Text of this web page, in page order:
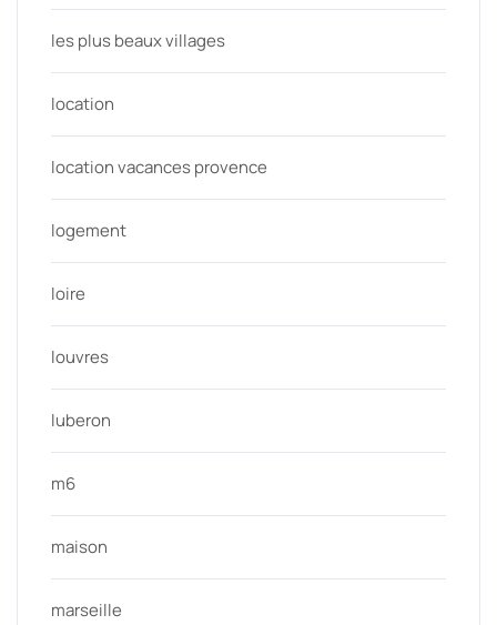
les plus beaux villages
location
location vacances provence
logement
loire
louvres
luberon
m6
maison
marseille